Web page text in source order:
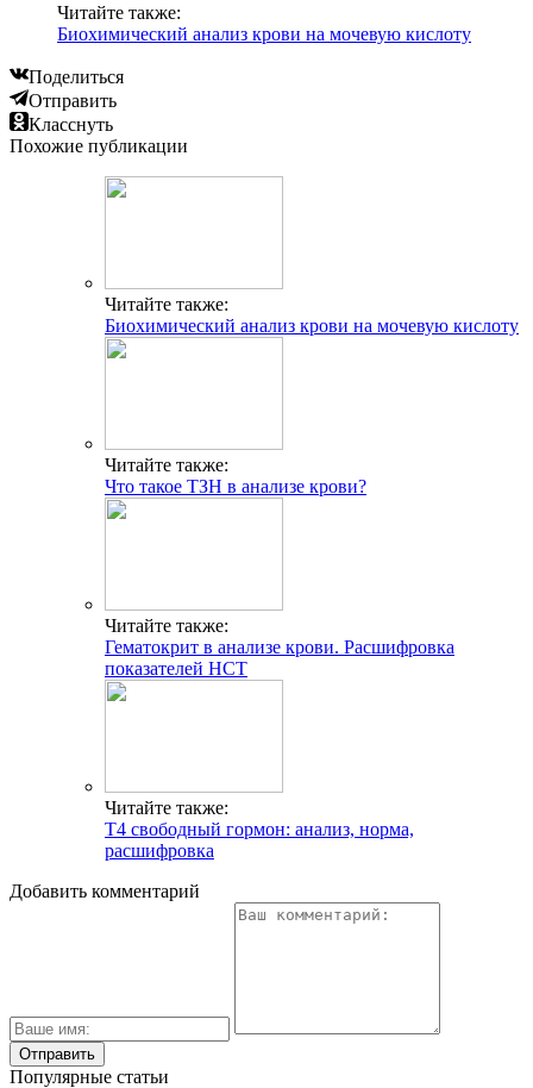
Читайте также:
Биохимический анализ крови на мочевую кислоту
Поделиться
Отправить
Класснуть
Похожие публикации
Читайте также:
Биохимический анализ крови на мочевую кислоту
Читайте также:
Что такое ТЗН в анализе крови?
Читайте также:
Гематокрит в анализе крови. Расшифровка
показателей HCT
Читайте также:
Т4 свободный гормон: анализ, норма,
расшифровка
Добавить комментарий
Популярные статьи